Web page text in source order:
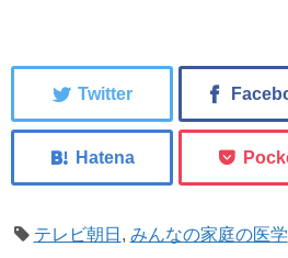
テレビ朝日 , みんなの家庭の医学